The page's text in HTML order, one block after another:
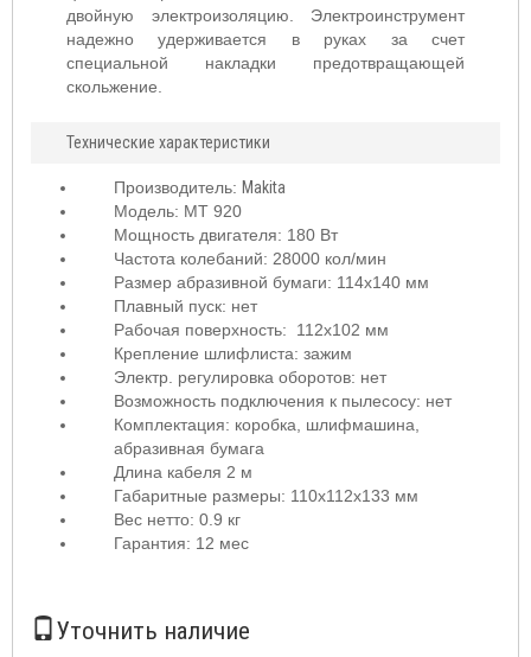
двойную электроизоляцию. Электроинструмент
надежно удерживается в руках за счет
специальной накладки предотвращающей
скольжение.
Технические характеристики
Производитель: Makita
Модель: MT 920
Мощность двигателя: 180 Вт
Частота колебаний: 28000 кол/мин
Размер абразивной бумаги: 114х140 мм
Плавный пуск: нет
Рабочая поверхность: 112х102 мм
Крепление шлифлиста: зажим
Электр. регулировка оборотов: нет
Возможность подключения к пылесосу: нет
Комплектация: коробка, шлифмашина,
абразивная бумага
Длина кабеля 2 м
Габаритные размеры: 110х112х133 мм
Вес нетто: 0.9 кг
Гарантия: 12 мес
Уточнить наличие